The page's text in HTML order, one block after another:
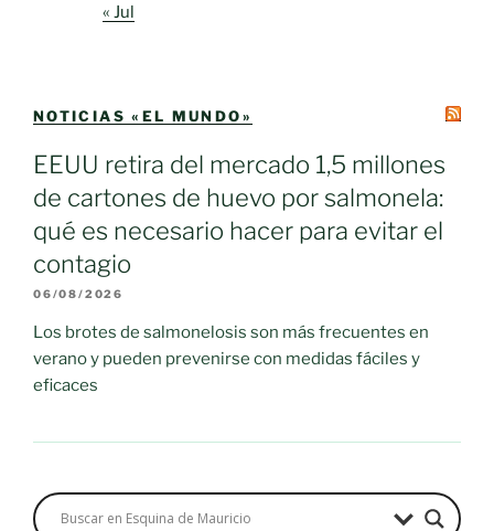
« Jul
NOTICIAS «EL MUNDO»
EEUU retira del mercado 1,5 millones
de cartones de huevo por salmonela:
qué es necesario hacer para evitar el
contagio
06/08/2026
Los brotes de salmonelosis son más frecuentes en
verano y pueden prevenirse con medidas fáciles y
eficaces